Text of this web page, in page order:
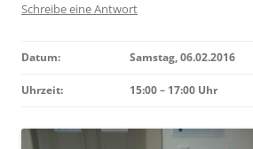
Schreibe eine Antwort
Datum: Samstag, 06.02.2016
Uhrzeit: 15:00 – 17:00 Uhr